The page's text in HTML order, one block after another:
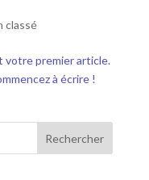
classé
votre premier article.
à écrire !
Rechercher